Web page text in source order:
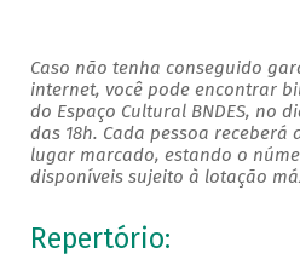
Caso não tenha conseguido
internet, você pode encontrar
do Espaço Cultural BNDES, no
das 18h. Cada pessoa receberá
lugar marcado, estando o
disponíveis sujeito à lotação
Repertório: